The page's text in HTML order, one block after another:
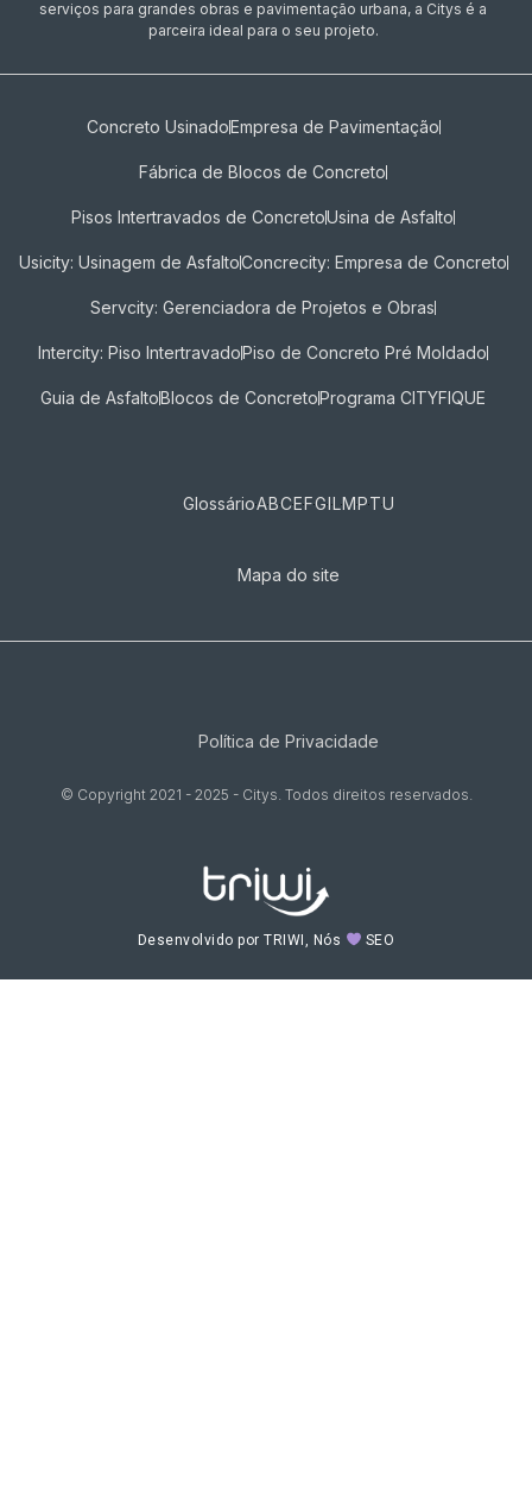
serviços para grandes obras e pavimentação urbana, a Citys é a
parceira ideal para o seu projeto.
Concreto UsinadoEmpresa de Pavimentação
Fábrica de Blocos de Concreto
Pisos Intertravados de Concreto​Usina de Asfalto
Usicity: Usinagem de AsfaltoConcrecity: Empresa de Concreto
Servcity: Gerenciadora de Projetos e Obras
Intercity: Piso IntertravadoPiso de Concreto Pré Moldado
Guia de AsfaltoBlocos de ConcretoPrograma CITYFIQUE
GlossárioABCEFGILMPTU
Mapa do site
Política de Privacidade
© Copyright 2021 - 2025 - Citys. Todos direitos reservados.
Desenvolvido por TRIWI, Nós SEO